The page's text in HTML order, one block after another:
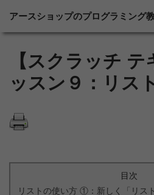
コ
ン
へ
ス
ッ
アースショップのプログラミング
【スクラッチ
ッスン９：リスト
目次
リストの使い方 ①：新しく「リス